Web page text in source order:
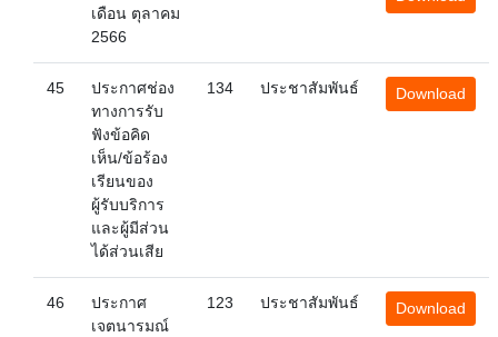
เดือน ตุลาคม
2566
45
ประกาศช่อง
ทางการรับ
ฟังข้อคิด
เห็น/ข้อร้อง
เรียนของ
ผู้รับบริการ
และผู้มีส่วน
ได้ส่วนเสีย
134 ประชาสัมพันธ์ Download
46
ประกาศ
เจตนารมณ์
123 ประชาสัมพันธ์ Download